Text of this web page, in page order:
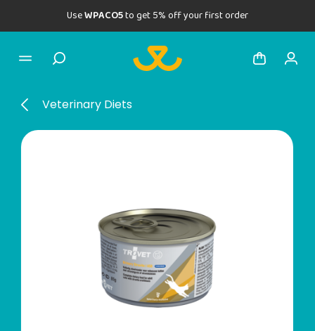
UseWPACO5to get 5% off your first order
Veterinary Diets